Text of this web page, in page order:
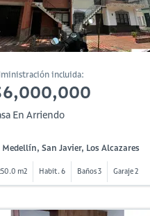
incluida:
En Arriendo
Medellín, San Javier, Los Alcazares
m2 Habit. 6 Baños 3 Garaje 2